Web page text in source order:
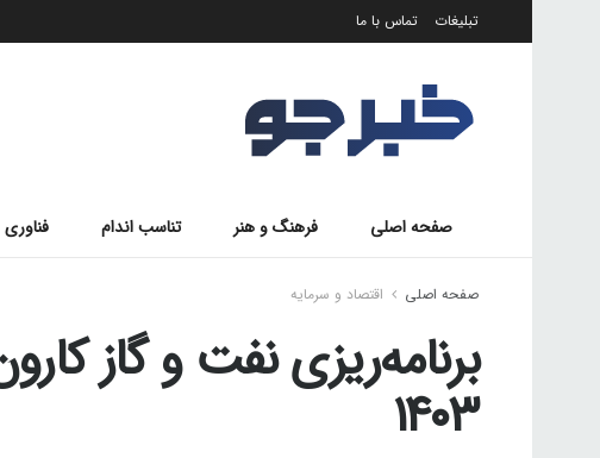
تبلیغات تماس با ما
صفحه اصلی فرهنگ و هنر تناسب اندام فناوری
صفحه اصلی اقتصاد و سرمایه
برنامه‌ریزی نفت و گاز
۱۴۰۳